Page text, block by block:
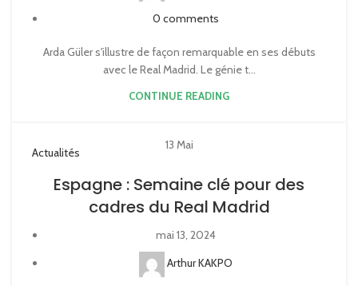
0 comments
Arda Güler s'illustre de façon remarquable en ses débuts
avec le Real Madrid. Le génie t...
CONTINUE READING
13 Mai
Actualités
Espagne : Semaine clé pour des
cadres du Real Madrid
mai 13, 2024
Arthur KAKPO